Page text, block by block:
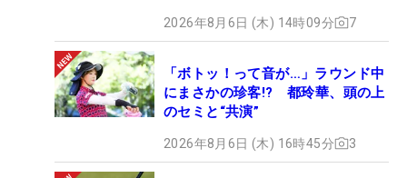
2026年8月6日 (木) 14時09分 7
「ボトッ！って音が…」ラウンド中
にまさかの珍客!? 都玲華、頭の上
のセミと“共演”
2026年8月6日 (木) 16時45分 3